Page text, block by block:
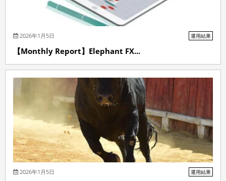
2026年1月5日 運用結果
【Monthly Report】Elephant FX...
2026年1月5日 運用結果